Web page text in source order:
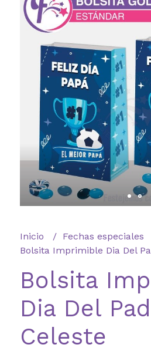
Inicio Fechas especiales
Bolsita Imprimible Dia Del
Bolsita
Dia Del
Celeste